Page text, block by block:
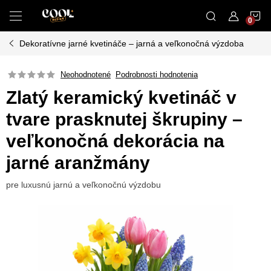
obsah
Dekoratívne jarné kvetináče – jarná a veľkonočná výzdoba
Neohodnotené Podrobnosti hodnotenia
Zlatý keramický kvetináč v
tvare prasknutej škrupiny –
veľkonočná dekorácia na
jarné aranžmány
pre luxusnú jarnú a veľkonočnú výzdobu